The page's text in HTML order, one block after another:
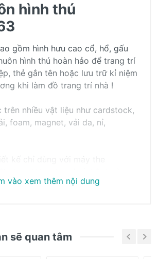
hình thú
gồm hình hưu cao cổ, hổ, gấu
hình thú hoàn hảo để trang trí
thẻ gắn tên hoặc lưu trữ kỉ niệm
khi làm đồ trang trí nhà !
trên nhiều vật liệu như cardstock,
foam, magnet, vải da, nỉ,
chung với cặp miếng cắt. Để cắt
design: 7 cm x 11,2 cm - 0.3
vào xem thêm nội dung
giá nào
sẽ quan tâm